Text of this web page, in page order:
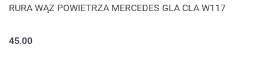
RURA WĄZ POWIETRZA MERCEDES GLA CLA W117
45.00